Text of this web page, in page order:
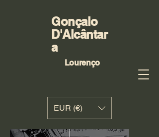
Gonçalo
D'Alcântar
a
Lourenço
EUR (€)